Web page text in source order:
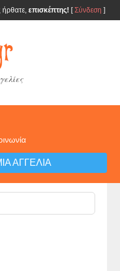
ήρθατε, επισκέπτης! [Σύνδεση ]
ΑΓΓΕΛΊΑ